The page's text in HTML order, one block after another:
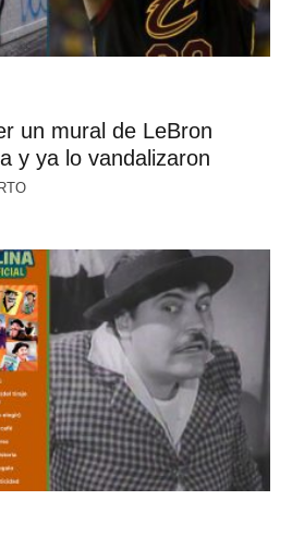
un mural de LeBron
y ya lo vandalizaron